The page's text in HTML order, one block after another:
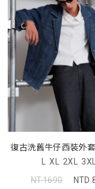
復古洗舊牛仔西裝外
L XL 2XL
NT.1690